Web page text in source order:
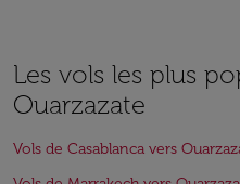
Les vols les plus
Ouarzazate
Vols de Casablanca vers